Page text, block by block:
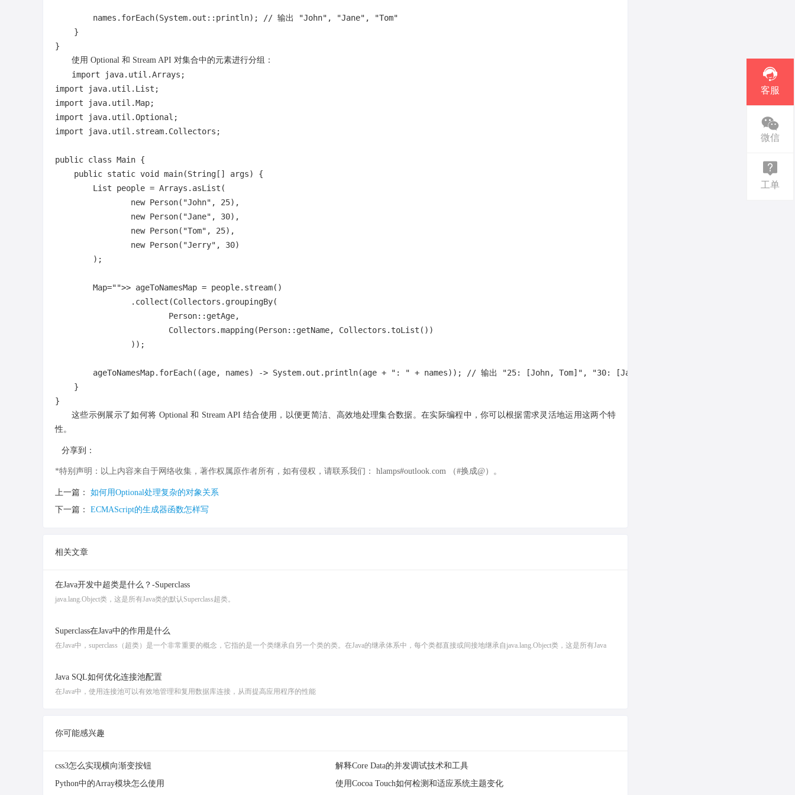
        names.forEach(System.out::println);
// 输出 "John", "Jane", "Tom"
    }
使用 Optional 和 Stream API 对集合中的元素进行分组：
import
import
import
import
import java.util.stream.Collectors;
public class Main {
public static void main(String[] args)
{
        List
people = Arrays.asList(
new Person( "John" , 25),
new Person( "Jane" , 30),
new Person( "Tom" , 25),
new Person( "Jerry" , 30)
        );
        Map
="">> ageToNamesMap = people.stream()
                .collect(Collectors.groupingBy(
                        Person::getAge,
                        Collectors.mapping(Person::getName, Collectors.toList())
                ));
        ageToNamesMap.forEach((age, names) -> System.out.println(age +
": " + names));
// 输出 "25: [John, Tom]", "30: [Jane, Jerry]"
    }
这些示例展示了如何将 Optional 和 Stream API 结合使用，以便更简洁、高效地处理集合数据。在实际编程中，你可以根据需求灵活地运用这两个特
性。
分享到：
*特别声明：以上内容来自于网络收集，著作权属原作者所有，如有侵权，请联系我们： hlamps#outlook.com （#换成@）。
上一篇：
如何用Optional处理复杂的对象关系
下一篇：
ECMAScript的生成器函数怎样写
相关文章
在Java开发中超类是什么？-Superclass
java.lang.Object类，这是所有Java类的默认Superclass超类。
Superclass在Java中的作用是什么
在Java中，superclass（超类）是一个非常重要的概念，它指的是一个类继承自另一个类的类。在Java的继承体系中，每个类都直接或间接地继承自java.lang.Object类，这是所有Java
Java SQL如何优化连接池配置
在Java中，使用连接池可以有效地管理和复用数据库连接，从而提高应用程序的性能
你可能感兴趣
css3怎么实现横向渐变按钮
解释Core Data的并发调试技术和工具
Python中的Array模块怎么使用
使用Cocoa Touch如何检测和适应系统主题变化
客服
微信
工单